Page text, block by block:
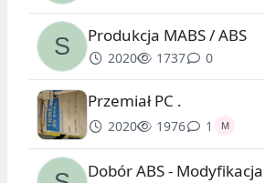
Produkcja MABS / ABS
2020 1737 0
Przemiał PC .
2020 1976 1
Dobór ABS - Modyfikacja